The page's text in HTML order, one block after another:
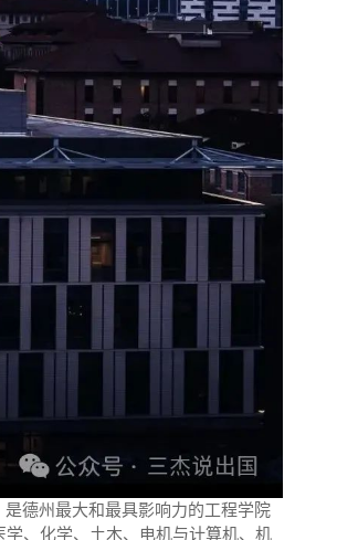
德州最大和最具影响力的工程学院
、化学、土木、电机与计算机、机